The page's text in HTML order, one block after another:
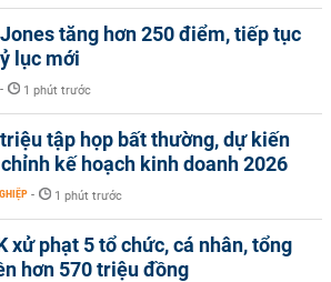
tăng hơn 250 điểm, tiếp tục
lục mới
- 1 phút trước
tập họp bất thường, dự kiến
kế hoạch kinh doanh 2026
- 1 phút trước
xử phạt 5 tổ chức, cá nhân, tổng
hơn 570 triệu đồng